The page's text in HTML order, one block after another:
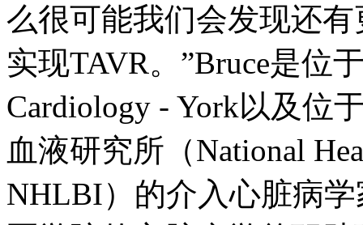
么很可能我们会发现还
实现TAVR。”Bruce是位
Cardiology - York以及位
血液研究所（National
NHLBI）的介入心脏病